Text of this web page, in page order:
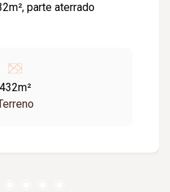
432m², parte aterrado
432m²